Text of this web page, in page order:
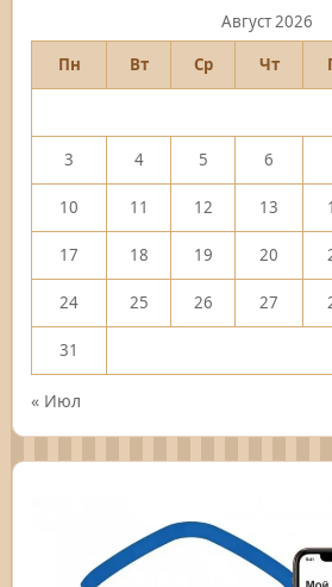
Август 2026
Пн
Вт Ср Чт
3 4 5 6
10 11 12 13
17 18 19 20
24 25 26 27
31
« Июл